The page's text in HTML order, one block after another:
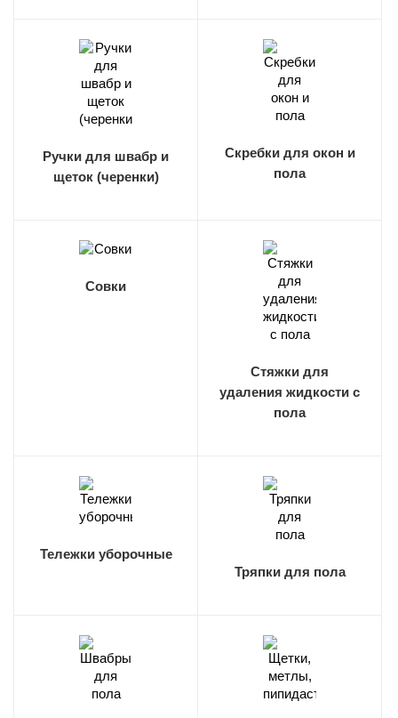
Ручки для швабр и
щеток (черенки)
Скребки для окон и
пола
Совки
Стяжки для
удаления жидкости с
пола
Тележки уборочные
Тряпки для пола